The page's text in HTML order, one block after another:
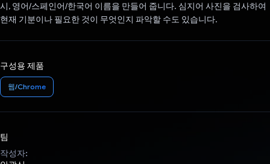
시, 영어/스페인어/한국어 이름을 만들어 줍니다. 심지어 사진을 검사하여
현재 기분이나 필요한 것이 무엇인지 파악할 수도 있습니다.
구성용 제품
웹/Chrome
팀
작성자: